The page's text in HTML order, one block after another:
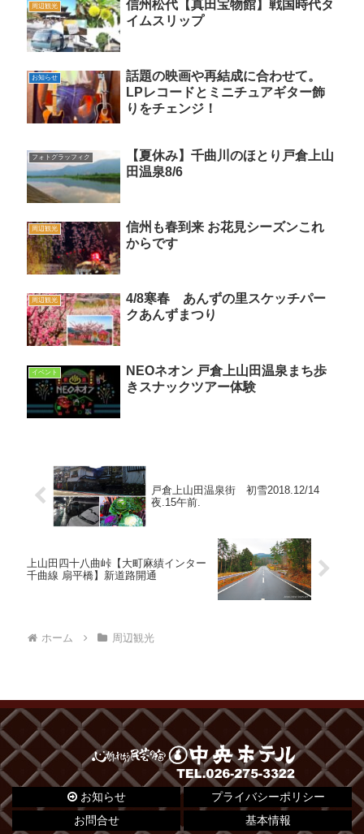
周辺観光
信州松代【真田宝物館】戦国時代タ
イムスリップ
お知らせ
話題の映画や再結成に合わせて。
LPレコードとミニチュアギター飾
りをチェンジ！
フォトグラッフィク
【夏休み】千曲川のほとり戸倉上山
田温泉8/6
周辺観光
信州も春到来 お花見シーズンこれ
からです
周辺観光
4/8寒春 あんずの里スケッチパー
クあんずまつり
イベント
NEOネオン 戸倉上山田温泉まち歩
きスナックツアー体験
戸倉上山田温泉街 初雪2018.12/14
夜.15午前.
上山田四十八曲峠【大町麻績インター
千曲線 扇平橋】新道路開通
ホーム 周辺観光
お知らせ
プライバシーポリシー
お問合せ
基本情報